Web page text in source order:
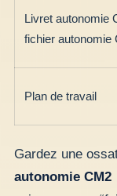
Livret autonomie
fichier autonomie
Plan de travail
Gardez une
autonomie CM2